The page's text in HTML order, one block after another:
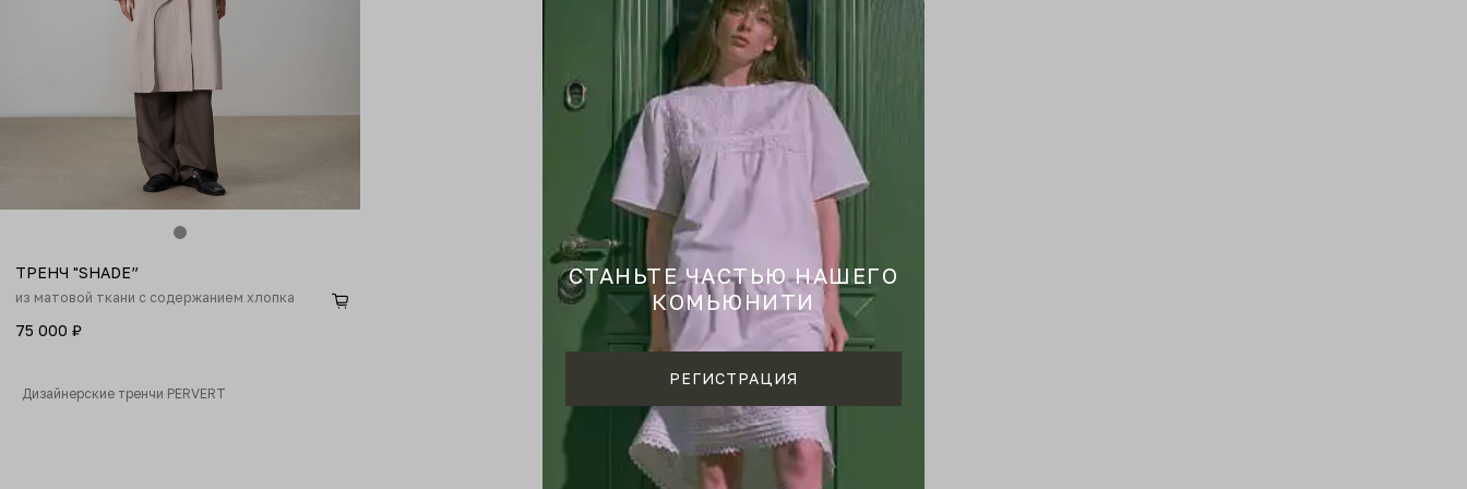
SM
ТРЕНЧ "SHADE”
из матовой ткани с содержанием хлопка
75 000 ₽
Дизайнерские тренчи PERVERT
Откройте для себя коллекцию тренчей PERVERT: от классических фасонов до смелых авангардных моделей.
CТАНЬТЕ ЧАСТЬЮ НАШЕГО
КОМЬЮНИТИ
РЕГИСТРАЦИЯ